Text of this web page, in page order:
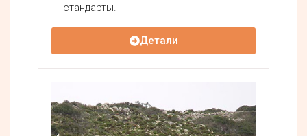
стандарты.
Детали